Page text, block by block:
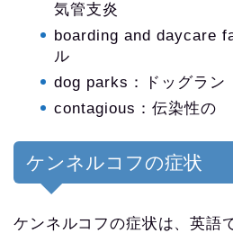
気管支炎
boarding and daycare
ル
dog parks：ドッグラン
contagious：伝染性の
ケンネルコフの症状
ケンネルコフの症状は、英語